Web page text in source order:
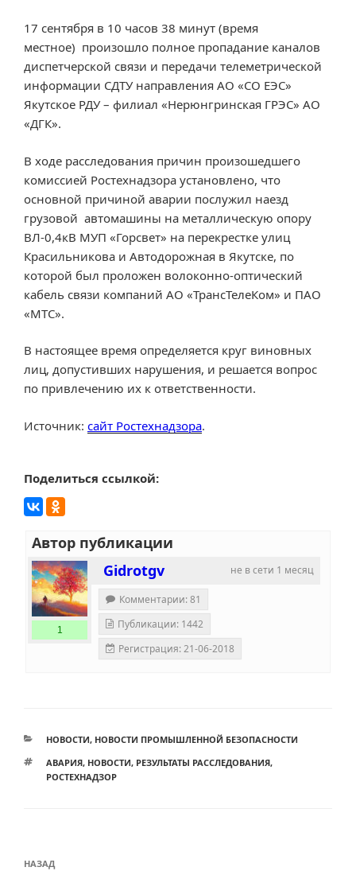
17 сентября в 10 часов 38 минут (время
местное) произошло полное пропадание каналов
диспетчерской связи и передачи телеметрической
информации СДТУ направления АО «СО ЕЭС»
Якутское РДУ – филиал «Нерюнгринская ГРЭС» АО
«ДГК».
В ходе расследования причин произошедшего
комиссией Ростехнадзора установлено, что
основной причиной аварии послужил наезд
грузовой автомашины на металлическую опору
ВЛ-0,4кВ МУП «Горсвет» на перекрестке улиц
Красильникова и Автодорожная в Якутске, по
которой был проложен волоконно-оптический
кабель связи компаний АО «ТрансТелеКом» и ПАО
«МТС».
В настоящее время определяется круг виновных
лиц, допустивших нарушения, и решается вопрос
по привлечению их к ответственности.
Источник: сайт Ростехнадзора.
Поделиться ссылкой:
Автор публикации
не в сети 1 месяц
Gidrotgv
1
Комментарии: 81
Публикации: 1442
Регистрация: 21-06-2018
РУБРИКИ
НОВОСТИ, НОВОСТИ ПРОМЫШЛЕННОЙ БЕЗОПАСНОСТИ
МЕТКИ
АВАРИЯ, НОВОСТИ, РЕЗУЛЬТАТЫ РАССЛЕДОВАНИЯ,
РОСТЕХНАДЗОР
Навигация
Предыдущая
НАЗАД